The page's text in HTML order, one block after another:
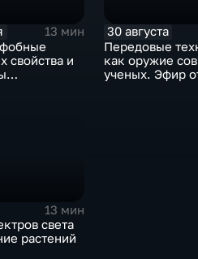
13 мин
свойства и
30 августа
Передовые
как оружие
ученых. Эфир
13 мин
света
растений